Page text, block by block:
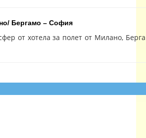
Бергамо – София
от хотела за полет от Милано,